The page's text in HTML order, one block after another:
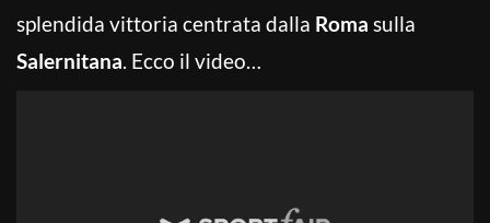
splendida vittoria centrata dalla Roma sulla
Salernitana. Ecco il video…